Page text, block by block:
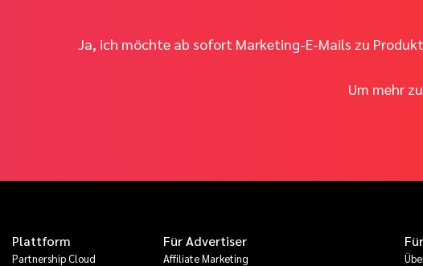
Ja, ich möchte ab sofort Marketing-E-Mails zu
Um mehr
Plattform
Partnership Cloud
Für Advertiser
Affiliate Marketing